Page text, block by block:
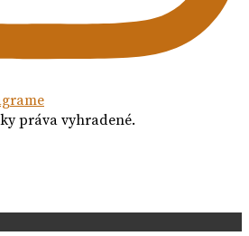
práva vyhradené.